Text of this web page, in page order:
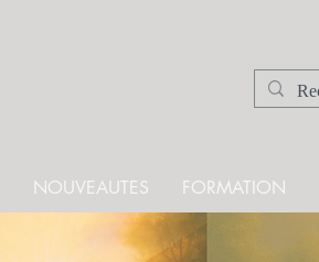
NOUVEAUTES FORMATION